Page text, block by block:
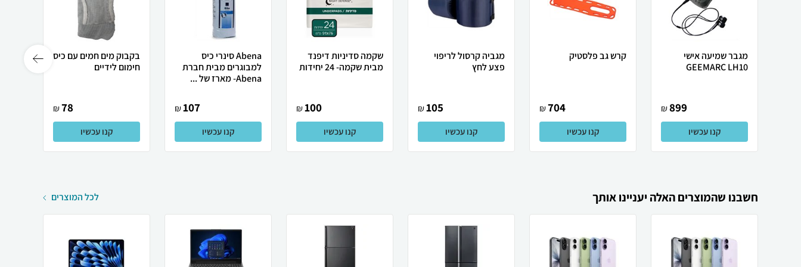
מגבר שמיעה אישי
GEEMARC LH10
899
₪
קנו עכשיו
קרש גב פלסטיק
704
₪
קנו עכשיו
מגביה קרסול לריפוי
פצע לחץ
105
₪
קנו עכשיו
שקמה סדיניות דיפנד
מבית שקמה- 24 יחידות
100
₪
קנו עכשיו
Abena סינרי כיס
למבוגרים מבית חברת
Abena- מארז של ...
107
₪
קנו עכשיו
בקבוק מים חמים עם כיס
חימום לידיים
78
₪
קנו עכשיו
חשבנו שהמוצרים האלה יעניינו אותך לכל המוצרים